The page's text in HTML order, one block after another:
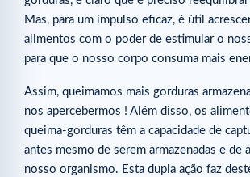
O pepino
Como otimizar os efeitos dos alimentos
Mas, para um impulso eficaz, é útil
alimentos com o poder de estimular o
para que o nosso corpo consuma mais
Assim, queimamos mais gorduras
nos apercebermos ! Além disso, os
queima-gorduras têm a capacidade de
antes mesmo de serem armazenadas e de
nosso organismo. Esta dupla ação faz